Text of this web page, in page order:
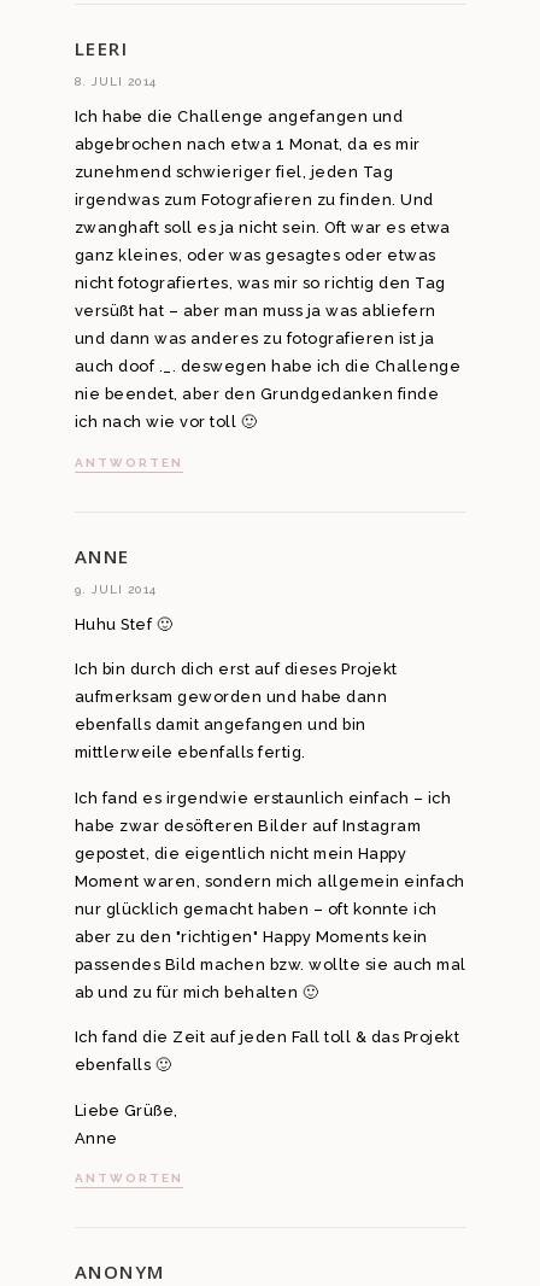
LEERI
8. JULI 2014
Ich habe die Challenge angefangen und
abgebrochen nach etwa 1 Monat, da es mir
zunehmend schwieriger fiel, jeden Tag
irgendwas zum Fotografieren zu finden. Und
zwanghaft soll es ja nicht sein. Oft war es etwa
ganz kleines, oder was gesagtes oder etwas
nicht fotografiertes, was mir so richtig den Tag
versüßt hat – aber man muss ja was abliefern
und dann was anderes zu fotografieren ist ja
auch doof ._. deswegen habe ich die Challenge
nie beendet, aber den Grundgedanken finde
ich nach wie vor toll 🙂
ANTWORTEN
ANNE
9. JULI 2014
Huhu Stef 🙂
Ich bin durch dich erst auf dieses Projekt
aufmerksam geworden und habe dann
ebenfalls damit angefangen und bin
mittlerweile ebenfalls fertig.
Ich fand es irgendwie erstaunlich einfach – ich
habe zwar desöfteren Bilder auf Instagram
gepostet, die eigentlich nicht mein Happy
Moment waren, sondern mich allgemein einfach
nur glücklich gemacht haben – oft konnte ich
aber zu den "richtigen" Happy Moments kein
passendes Bild machen bzw. wollte sie auch mal
ab und zu für mich behalten 🙂
Ich fand die Zeit auf jeden Fall toll & das Projekt
ebenfalls 🙂
Liebe Grüße,
Anne
ANTWORTEN
ANONYM